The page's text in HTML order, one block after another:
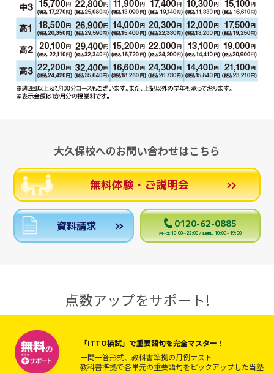
大久保校へのお問い合わせはこちら
無料体験・ご説明会
資料請求 0120-62-0885
月～土 10:00～22:00 / 日曜日 10:00～19:00
点数アップをサポート!
「ITTO模試」で重要語句を完全マスター！
一問一答形式、教科書準拠の月例テスト
教科書準拠で各単元の重要語句をピックアップした当塾